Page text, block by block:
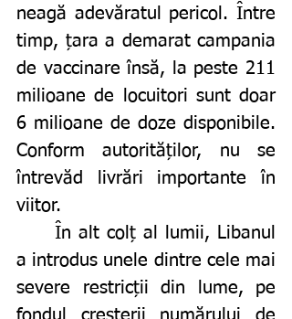
neagă adevăratul pericol. Între
timp, țara a demarat campania
de vaccinare însă, la peste 211
milioane de locuitori sunt doar
6 milioane de doze disponibile.
Conform autorităților, nu se
întrevăd livrări importante în
viitor.
a introdus unele dintre cele mai
severe restricții din lume, pe
fondul creșterii numărului de